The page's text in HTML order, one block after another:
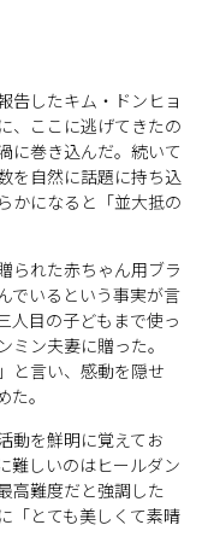
告したキム・ドンヒョ
、ここに逃げてきたの
に巻き込んだ。続いて
を自然に話題に持ち込
かになると「並大抵の
られた赤ちゃん用ブラ
でいるという事実が言
人目の子どもまで使っ
ン夫妻に贈った。
と言い、感動を隠せ
。
動を鮮明に覚えてお
難しいのはヒールダン
高難度だと強調した
「とても美しくて素晴